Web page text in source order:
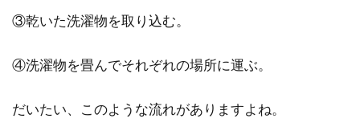
これから家を建てる予定がある方、予定はない
③乾いた洗濯物を取り込む。
④洗濯物を畳んでそれぞれの場所に運ぶ。
だいたい、このような流れがありますよね。